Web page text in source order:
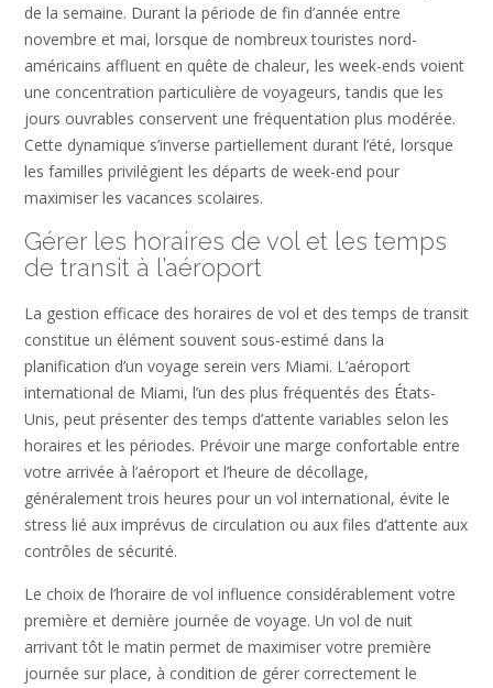
de la semaine. Durant la période de fin d’année entre
novembre et mai, lorsque de nombreux touristes nord-
américains affluent en quête de chaleur, les week-ends voient
une concentration particulière de voyageurs, tandis que les
jours ouvrables conservent une fréquentation plus modérée.
Cette dynamique s’inverse partiellement durant l’été, lorsque
les familles privilégient les départs de week-end pour
maximiser les vacances scolaires.
Gérer les horaires de vol et les temps
de transit à l’aéroport
La gestion efficace des horaires de vol et des temps de transit
constitue un élément souvent sous-estimé dans la
planification d’un voyage serein vers Miami. L’aéroport
international de Miami, l’un des plus fréquentés des États-
Unis, peut présenter des temps d’attente variables selon les
horaires et les périodes. Prévoir une marge confortable entre
votre arrivée à l’aéroport et l’heure de décollage,
généralement trois heures pour un vol international, évite le
stress lié aux imprévus de circulation ou aux files d’attente aux
contrôles de sécurité.
Le choix de l’horaire de vol influence considérablement votre
première et dernière journée de voyage. Un vol de nuit
arrivant tôt le matin permet de maximiser votre première
journée sur place, à condition de gérer correctement le